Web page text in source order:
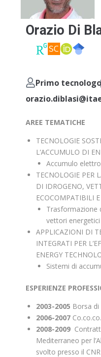
Orazio Di
Primo
AREE TEMATICHE
TECNOLOGIE
L’ACCUMULO DI
Accumulo
TECNOLOGIE PER
DI IDROGENO,
ECOCOMPATIBILI
Trasformazione
vettori
APPLICAZIONI DI
INTEGRATI PER
ENERGY
Sistemi di
ESPERIENZE
2003-2005 Borsa di
2006-2007
2008-2009
Mediterraneo per
svolto presso il